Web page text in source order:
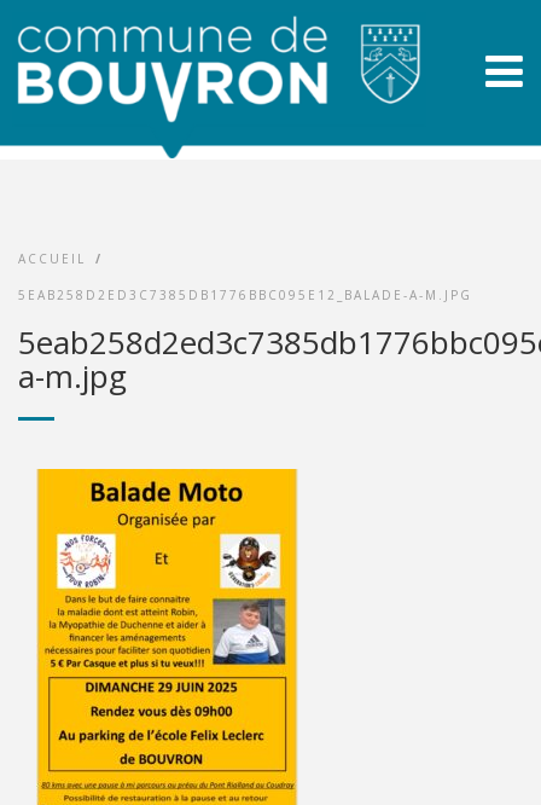
ACCUEIL /
5EAB258D2ED3C7385DB1776BBC095E12_BALADE-A-M.JPG
a-m.jpg